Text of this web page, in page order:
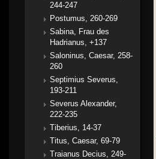
244-247
Postumus, 260-269
Sabina, Frau des
Hadrianus, +137
Saloninus, Caesar, 258-
260
Septimius Severus,
193-211
Severus Alexander,
222-235
Tiberius, 14-37
Titus, Caesar, 69-79
Traianus Decius, 249-